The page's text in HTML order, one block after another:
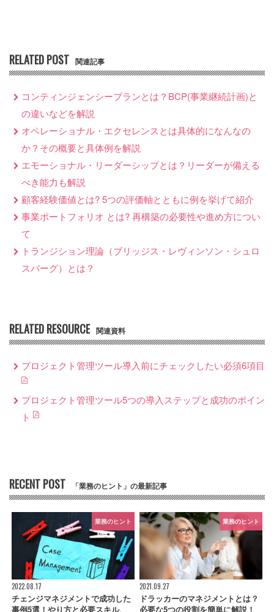
RELATED POST 関連記事
コンティンジェンシープランとは？BCP(事業継続計画)と
の違いなどを解説
オペレーショナル・エクセレンスとは具体的になんなの
か？その概要と具体例を解説
エモーショナル・リーダーシップとは？リーダーが備える
べき能力も解説
顧客経験価値とは? 5つの評価軸とともに例を挙げて紹介
事業ポートフォリオ とは? 再構築の必要性や進め方につい
て
トランジション理論（ブリッジス・レヴィンソン・シュロ
スバーグ）とは？
RELATED RESOURCE 関連資料
プロジェクト管理ツール導入前にチェックしたい必須6項目
プロジェクト管理ツール5つの導入ステップと成功のポイン
ト
RECENT POST 「業務のヒント」の最新記事
業務のヒント
2022.08.17
チェンジマネジメントで成功した
事例5選！やり方と必要スキル、
業務のヒント
2021.09.27
ドラッカーのマネジメントとは？
必要な5つの役割を簡単に解説！